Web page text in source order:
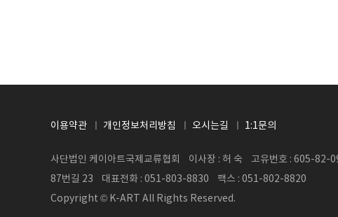
이용약관 개인정보처리방침 오시는길 1:1문의
사단법인 케이아트국제교류협회 이사장 : 허 숙 고유번호 : 605-82-
87번길 23 대표전화 : 051-803-8830 팩스 : 051-802-8820
Copyright © K-ART All Rights Reserved.